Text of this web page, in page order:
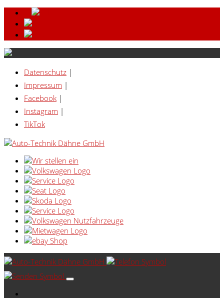
Datenschutz |
Impressum |
Facebook |
Instagram |
TikTok